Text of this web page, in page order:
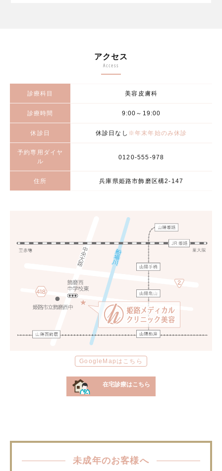
アクセス
Access
診療科目 美容皮膚科
診療時間 9:00～19:00
休診日 休診日なし ※年末年始のみ休診
予約専用ダイヤ
ル
0120-555-978
住所 兵庫県姫路市飾磨区構2-147
GoogleMapはこちら
在宅診療はこちら
未成年のお客様へ